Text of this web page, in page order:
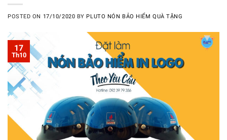
POSTED ON 17/10/2020 BYPLUTO NÓN BẢO HIỂM QUÀ TẶNG
17
Th10